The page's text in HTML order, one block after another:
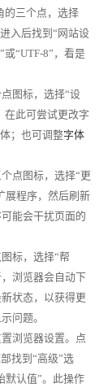
的三个点，选择
入后找到“网站设
或“UTF-8”，看是
图标，选择“设
在此可尝试更改字
；也可调整字体
点图标，选择“更
展程序，然后刷新
能会干扰页面的
标，选择“帮
浏览器会自动下
状态，以获得更
问题。
浏览器设置。点
找到“高级”选
默认值”。此操作